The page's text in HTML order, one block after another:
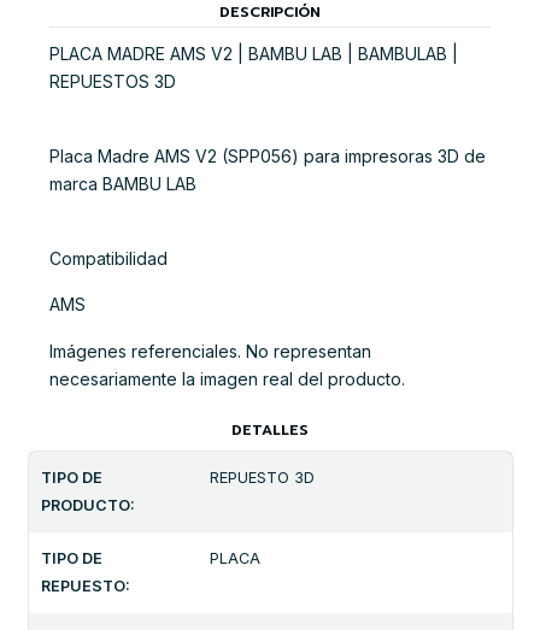
DESCRIPCIÓN
PLACA MADRE AMS V2 | BAMBU LAB | BAMBULAB |
REPUESTOS 3D
Placa Madre AMS V2 (SPP056) para impresoras 3D de
marca BAMBU LAB
Compatibilidad
AMS
Imágenes referenciales. No representan
necesariamente la imagen real del producto.
DETALLES
TIPO DE
PRODUCTO:
REPUESTO 3D
TIPO DE
REPUESTO:
PLACA